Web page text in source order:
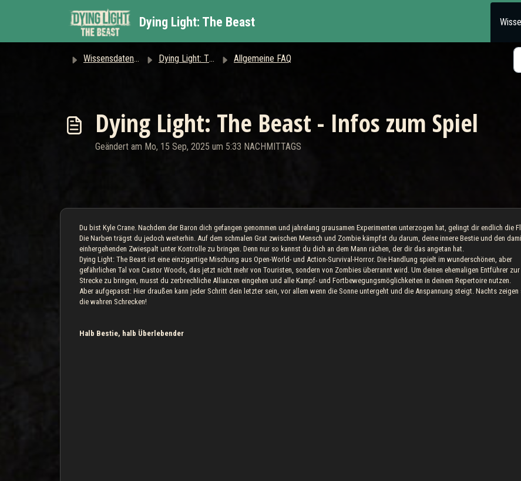
Dying Light: The Beast
Wissensdatenbank Dying Light: The Beast Allgemeine FAQ
Dying Light: The Beast - Infos zum Spiel
Geändert am Mo, 15 Sep, 2025 um 5:33 NACHMITTAGS
Du bist Kyle Crane. Nachdem der Baron dich gefangen genommen und jahrelang grausamen Experimenten unterzogen hat, gelingt dir endlich die
Die Narben trägst du jedoch weiterhin. Auf dem schmalen Grat zwischen Mensch und Zombie kämpfst du darum, deine innere Bestie und den
einhergehenden Zwiespalt unter Kontrolle zu bringen. Denn nur so kannst du dich an dem Mann rächen, der dir das angetan hat.
Dying Light: The Beast ist eine einzigartige Mischung aus Open-World- und Action-Survival-Horror. Die Handlung spielt im wunderschönen, aber
gefährlichen Tal von Castor Woods, das jetzt nicht mehr von Touristen, sondern von Zombies überrannt wird. Um deinen ehemaligen Entführer zur
Strecke zu bringen, musst du zerbrechliche Allianzen eingehen und alle Kampf- und Fortbewegungsmöglichkeiten in deinem Repertoire nutzen.
Aber aufgepasst: Hier draußen kann jeder Schritt dein letzter sein, vor allem wenn die Sonne untergeht und die Anspannung steigt. Nachts zeigen
die wahren Schrecken!
Halb Bestie, halb Überlebender